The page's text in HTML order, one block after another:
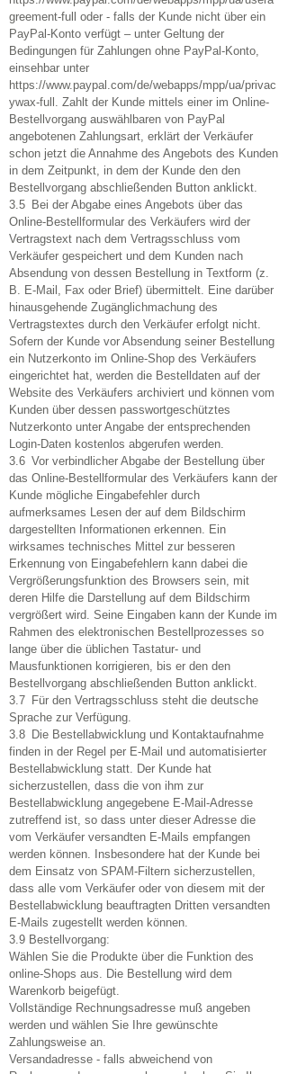
greement-full oder - falls der Kunde nicht über ein
PayPal-Konto verfügt – unter Geltung der
Bedingungen für Zahlungen ohne PayPal-Konto,
einsehbar unter
https://www.paypal.com/de/webapps/mpp/ua/privac
ywax-full. Zahlt der Kunde mittels einer im Online-
Bestellvorgang auswählbaren von PayPal
angebotenen Zahlungsart, erklärt der Verkäufer
schon jetzt die Annahme des Angebots des Kunden
in dem Zeitpunkt, in dem der Kunde den den
Bestellvorgang abschließenden Button anklickt.
3.5 Bei der Abgabe eines Angebots über das
Online-Bestellformular des Verkäufers wird der
Vertragstext nach dem Vertragsschluss vom
Verkäufer gespeichert und dem Kunden nach
Absendung von dessen Bestellung in Textform (z.
B. E-Mail, Fax oder Brief) übermittelt. Eine darüber
hinausgehende Zugänglichmachung des
Vertragstextes durch den Verkäufer erfolgt nicht.
Sofern der Kunde vor Absendung seiner Bestellung
ein Nutzerkonto im Online-Shop des Verkäufers
eingerichtet hat, werden die Bestelldaten auf der
Website des Verkäufers archiviert und können vom
Kunden über dessen passwortgeschütztes
Nutzerkonto unter Angabe der entsprechenden
Login-Daten kostenlos abgerufen werden.
3.6 Vor verbindlicher Abgabe der Bestellung über
das Online-Bestellformular des Verkäufers kann der
Kunde mögliche Eingabefehler durch
aufmerksames Lesen der auf dem Bildschirm
dargestellten Informationen erkennen. Ein
wirksames technisches Mittel zur besseren
Erkennung von Eingabefehlern kann dabei die
Vergrößerungsfunktion des Browsers sein, mit
deren Hilfe die Darstellung auf dem Bildschirm
vergrößert wird. Seine Eingaben kann der Kunde im
Rahmen des elektronischen Bestellprozesses so
lange über die üblichen Tastatur- und
Mausfunktionen korrigieren, bis er den den
Bestellvorgang abschließenden Button anklickt.
3.7 Für den Vertragsschluss steht die deutsche
Sprache zur Verfügung.
3.8 Die Bestellabwicklung und Kontaktaufnahme
finden in der Regel per E-Mail und automatisierter
Bestellabwicklung statt. Der Kunde hat
sicherzustellen, dass die von ihm zur
Bestellabwicklung angegebene E-Mail-Adresse
zutreffend ist, so dass unter dieser Adresse die
vom Verkäufer versandten E-Mails empfangen
werden können. Insbesondere hat der Kunde bei
dem Einsatz von SPAM-Filtern sicherzustellen,
dass alle vom Verkäufer oder von diesem mit der
Bestellabwicklung beauftragten Dritten versandten
E-Mails zugestellt werden können.
3.9 Bestellvorgang:
Wählen Sie die Produkte über die Funktion des
online-Shops aus. Die Bestellung wird dem
Warenkorb beigefügt.
Vollständige Rechnungsadresse muß angeben
werden und wählen Sie Ihre gewünschte
Zahlungsweise an.
Versandadresse - falls abweichend von